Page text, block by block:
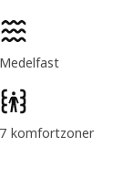
Medelfast
7 komfortzoner